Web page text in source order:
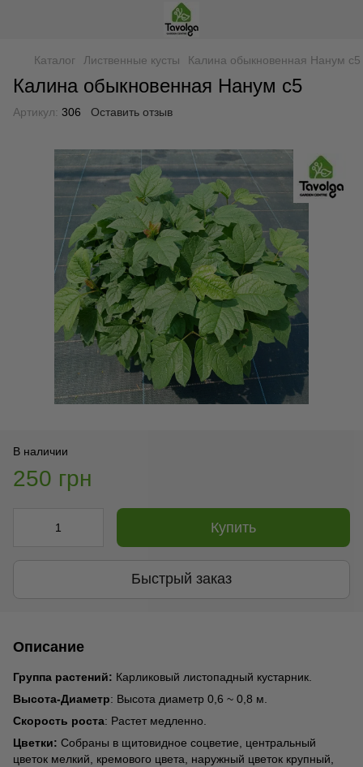
Каталог Лиственные кусты Калина обыкновенная Нанум c5
Калина обыкновенная Нанум c5
Артикул: 306 Оставить отзыв
В наличии
250 грн
Купить
Быстрый заказ
Описание
Группа растений: Карликовый листопадный кустарник.
Высота-Диаметр: Высота диаметр 0,6 ~ 0,8 м.
Скорость роста: Растет медленно.
Цветки: Собраны в щитовидное соцветие, центральный
цветок мелкий, кремового цвета, наружный цветок крупный,